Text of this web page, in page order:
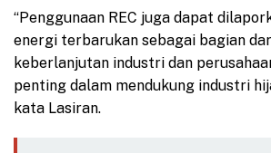
“Penggunaan REC juga dapat
energi terbarukan sebagai bagian
keberlanjutan industri dan
penting dalam mendukung industri
kata Lasiran.